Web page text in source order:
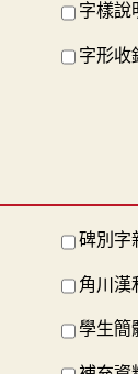
字樣說
字形收
碑別字
角川漢
學生簡